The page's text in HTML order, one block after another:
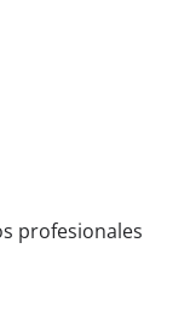
profesionales